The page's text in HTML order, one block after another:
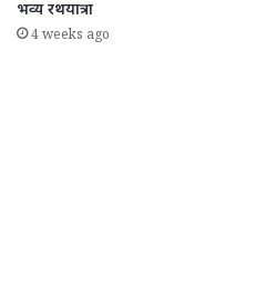
भव्य रथयात्रा
4 weeks ago